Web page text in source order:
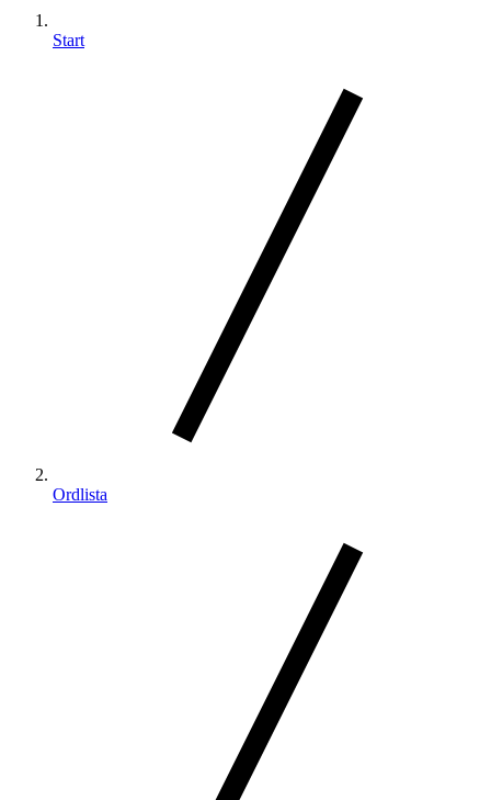
Start
Ordlista